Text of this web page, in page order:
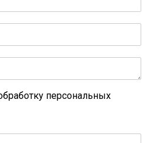
персональных